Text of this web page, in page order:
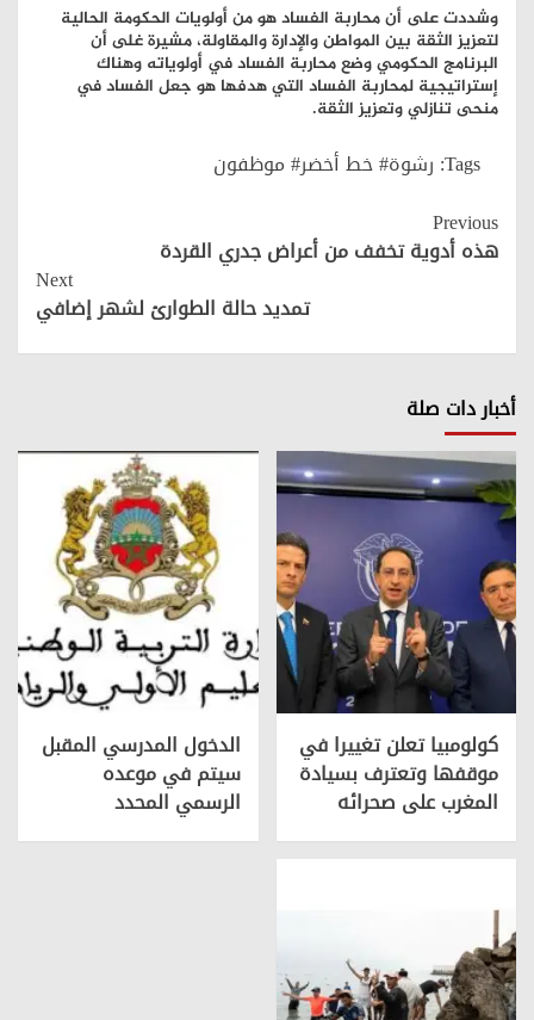
وشددت على أن محاربة الفساد هو من أولويات الحكومة الحالية
لتعزيز الثقة بين المواطن والإدارة والمقاولة، مشيرة غلى أن
البرنامج الحكومي وضع محاربة الفساد في أولوياته وهناك
إستراتيجية لمحاربة الفساد التي هدفها هو جعل الفساد في
منحى تنازلي وتعزيز الثقة.
Tags: رشوة# خط أخضر# موظفون
Continue
Reading
Previous
هذه أدوية تخفف من أعراض جدري القردة
Next
تمديد حالة الطوارئ لشهر إضافي
أخبار دات صلة
كولومبيا تعلن تغييرا في
موقفها وتعترف بسيادة
المغرب على صحرائه
الدخول المدرسي المقبل
سیتم في موعده
الرسمي المحدد